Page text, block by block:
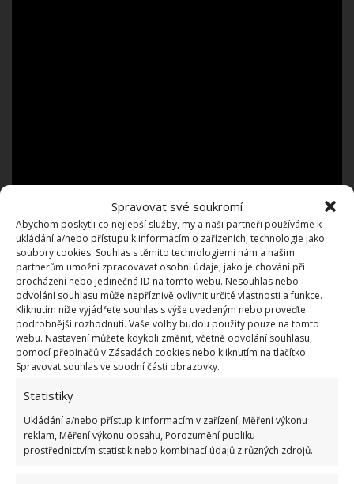
Spravovat své soukromí
Abychom poskytli co nejlepší služby, my a naši partneři používáme k
ukládání a/nebo přístupu k informacím o zařízeních, technologie jako
soubory cookies. Souhlas s těmito technologiemi nám a našim
partnerům umožní zpracovávat osobní údaje, jako je chování při
procházení nebo jedinečná ID na tomto webu. Nesouhlas nebo
odvolání souhlasu může nepříznivě ovlivnit určité vlastnosti a funkce.
Kliknutím níže vyjádřete souhlas s výše uvedeným nebo proveďte
podrobnější rozhodnutí. Vaše volby budou použity pouze na tomto
webu. Nastavení můžete kdykoli změnit, včetně odvolání souhlasu,
pomocí přepínačů v Zásadách cookies nebo kliknutím na tlačítko
Spravovat souhlas ve spodní části obrazovky.
Statistiky
Ukládání a/nebo přístup k informacím v zařízení, Měření výkonu
reklam, Měření výkonu obsahu, Porozumění publiku
prostřednictvím statistik nebo kombinací údajů z různých zdrojů.
chcete mít čistou a uspořádanou, potřebujete
nějaké vychytávky.Například automatická světla se
senzory na pohyb mohou být užitečné pro někoho,